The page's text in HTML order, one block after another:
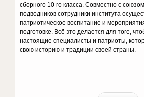
сборного 10-го класса. Совместно с
подводников сотрудники института
патриотическое воспитание и
подготовке. Всё это делается для тоге,
настоящие специалисты и патриоты,
свою историю и традиции своей страны.